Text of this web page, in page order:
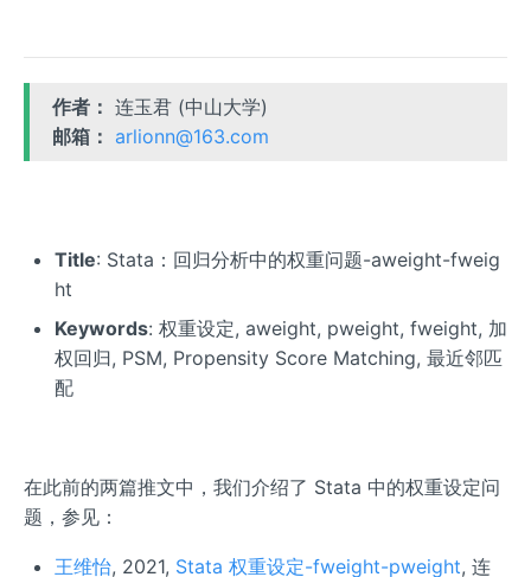
作者： 连玉君 (中山大学)
邮箱： arlionn@163.com
Title: Stata：回归分析中的权重问题-aweight-fweig
ht
Keywords: 权重设定, aweight, pweight, fweight, 加
权回归, PSM, Propensity Score Matching, 最近邻匹
配
在此前的两篇推文中，我们介绍了 Stata 中的权重设定问
题，参见：
王维怡, 2021, Stata 权重设定-fweight-pweight, 连